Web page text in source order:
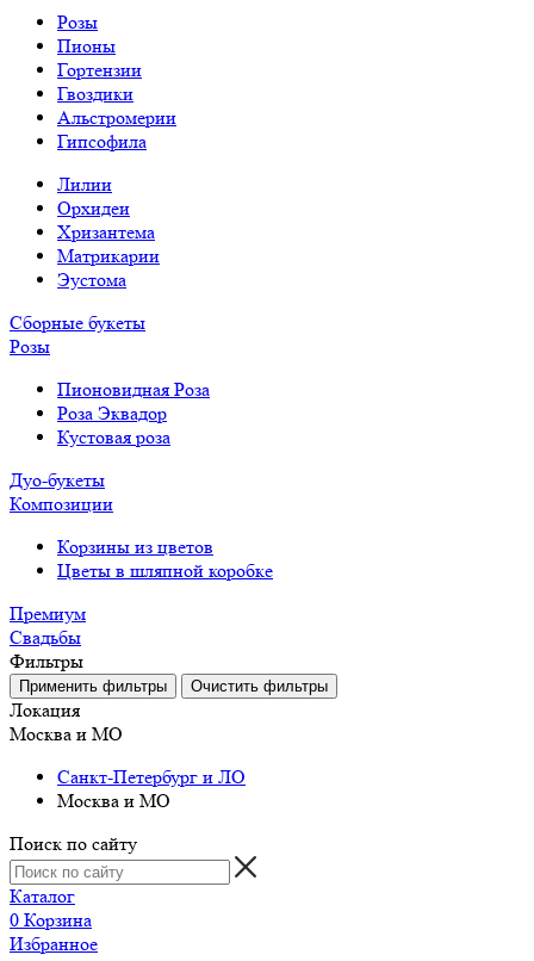
Розы
Пионы
Гортензии
Гвоздики
Альстромерии
Гипсофила
Лилии
Орхидеи
Хризантема
Матрикарии
Эустома
Сборные букеты
Розы
Пионовидная Роза
Роза Эквадор
Кустовая роза
Дуо-букеты
Композиции
Корзины из цветов
Цветы в шляпной коробке
Премиум
Свадьбы
Фильтры
Локация
Москва и МО
Санкт-Петербург и ЛО
Москва и МО
Поиск по сайту
Каталог
0 Корзина
Избранное